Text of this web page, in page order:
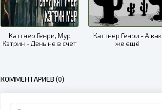
Каттнер Генри, Мур
Кэтрин - День не в счет
Каттнер Генри - А как
же ещё
КОММЕНТАРИЕВ (0)